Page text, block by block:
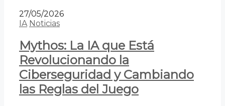
27/05/2026
IA Noticias
Mythos: La IA que Está
Revolucionando la
Ciberseguridad y Cambiando
las Reglas del Juego